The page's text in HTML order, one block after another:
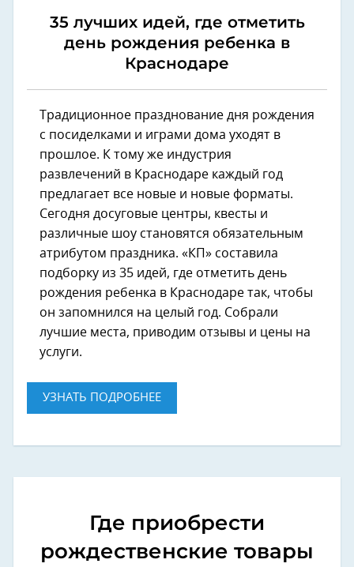
35 лучших идей, где отметить
день рождения ребенка в
Краснодаре
Традиционное празднование дня рождения
с посиделками и играми дома уходят в
прошлое. К тому же индустрия
развлечений в Краснодаре каждый год
предлагает все новые и новые форматы.
Сегодня досуговые центры, квесты и
различные шоу становятся обязательным
атрибутом праздника. «КП» составила
подборку из 35 идей, где отметить день
рождения ребенка в Краснодаре так, чтобы
он запомнился на целый год. Собрали
лучшие места, приводим отзывы и цены на
услуги.
УЗНАТЬ ПОДРОБНЕЕ
Где приобрести
рождественские товары